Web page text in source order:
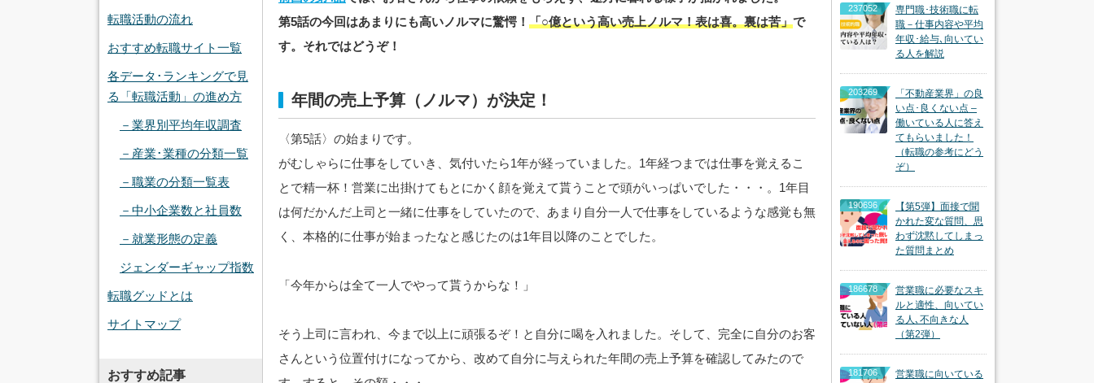
第5話の今回はあまりにも高いノルマに驚愕！ 「○億という高い売上ノルマ！表は喜。裏は苦」で
す。それではどうぞ！
年間の売上予算（ノルマ）が決定！
〈第5話〉の始まりです。
がむしゃらに仕事をしていき、気付いたら1年が経っていました。1年経つまでは仕事を覚えるこ
とで精一杯！営業に出掛けてもとにかく顔を覚えて貰うことで頭がいっぱいでした・・・。1年目
は何だかんだ上司と一緒に仕事をしていたので、あまり自分一人で仕事をしているような感覚も無
く、本格的に仕事が始まったなと感じたのは1年目以降のことでした。
「今年からは全て一人でやって貰うからな！」
そう上司に言われ、今まで以上に頑張るぞ！と自分に喝を入れました。そして、完全に自分のお客
さんという位置付けになってから、改めて自分に与えられた年間の売上予算を確認してみたので
転職活動の流れ
おすすめ転職サイト一覧
各データ･ランキングで見
る「転職活動」の進め方
－業界別平均年収調査
－産業･業種の分類一覧
－職業の分類一覧表
－中小企業数と社員数
－就業形態の定義
ジェンダーギャップ指数
転職グッドとは
サイトマップ
おすすめ記事
237052
専門職･技術職に転
職－仕事内容や平均
年収･給与､向いてい
る人を解説
203269
「不動産業界」の良
い点･良くない点 –
働いている人に答え
てもらいました！
（転職の参考にどう
ぞ）
190696
【第5弾】面接で聞
かれた変な質問、思
わず沈黙してしまっ
た質問まとめ
186678
営業職に必要なスキ
ルと適性、向いてい
る人､不向きな人
（第2弾）
181706
営業職に向いている